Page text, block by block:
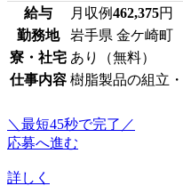
給与 月収例462,375円
勤務地
岩手県 金ケ崎町
寮・社宅 あり（無料）
仕事内容 樹脂製品の組立
＼最短45秒で完了／
応募へ進む
詳しく